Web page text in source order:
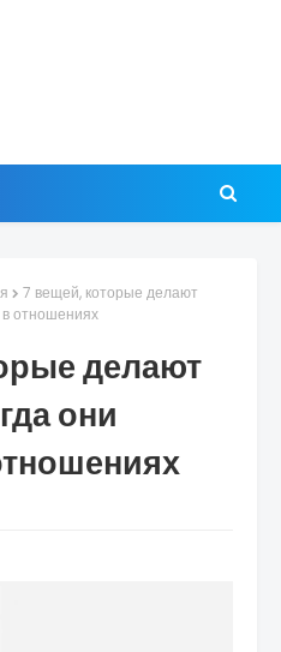
7 вещей, которые делают
отношениях
делают
они